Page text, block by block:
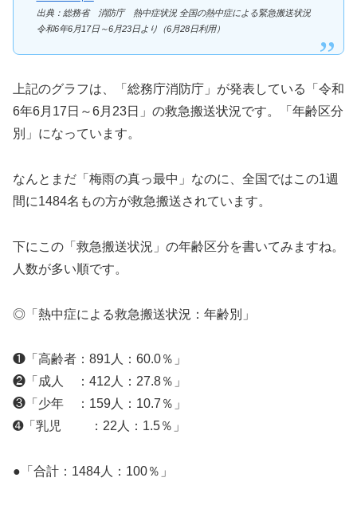
出典：総務省 消防庁 熱中症状況 全国の熱中症による緊急搬送状況
令和6年6月17日～6月23日より（6月28日利用）
上記のグラフは、「総務庁消防庁」が発表している「令和
6年6月17日～6月23日」の救急搬送状況です。「年齢区分
別」になっています。
なんとまだ「梅雨の真っ最中」なのに、全国ではこの1週
間に1484名もの方が救急搬送されています。
下にこの「救急搬送状況」の年齢区分を書いてみますね。
人数が多い順です。
◎「熱中症による救急搬送状況：年齢別」
❶「高齢者：891人：60.0％」
❷「成人 ：412人：27.8％」
❸「少年 ：159人：10.7％」
➍「乳児 ：22人：1.5％」
●「合計：1484人：100％」